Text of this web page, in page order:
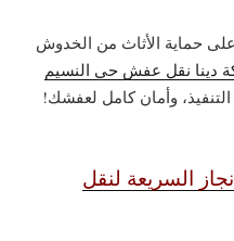
حماية الأثاث من الخدوش
دينا نقل عفش حي النسيم
وأمان كامل لعفشك!
السريعة لنقل